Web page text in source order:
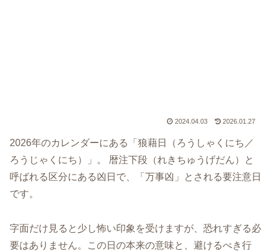
2024.04.03 2026.01.27
2026年のカレンダーにある「狼藉日（ろうしゃくにち／
ろうじゃくにち）」。 暦注下段（れきちゅうげだん）と
呼ばれる区分にある凶日で、「万事凶」とされる要注意日
です。
字面だけ見ると少し怖い印象を受けますが、恐れすぎる必
要はありません。この日の本来の意味と、避けるべき行